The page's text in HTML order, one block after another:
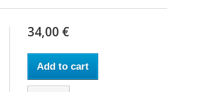
34,00 €
Add to cart